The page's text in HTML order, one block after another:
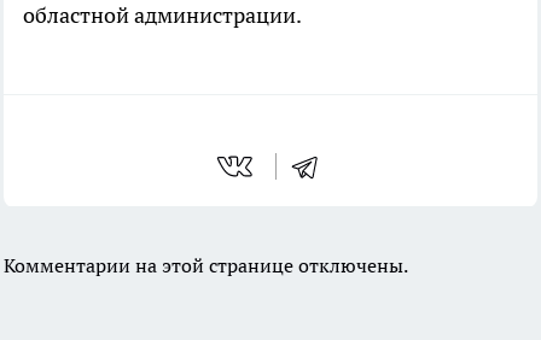
областной администрации.
Комментарии на этой странице отключены.